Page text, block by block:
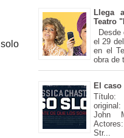
Llega
Teatro
Desde
el 29
en el
obra de
El caso
Título:
John
Str...